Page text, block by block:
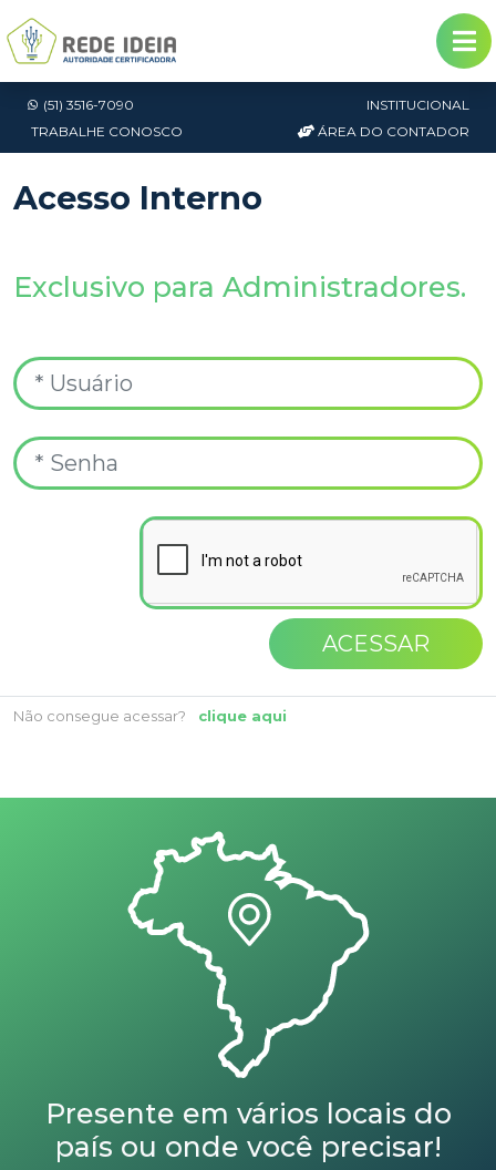
(51) 3516-7090
INSTITUCIONAL
TRABALHE CONOSCO
ÁREA DO CONTADOR
Acesso Interno
Exclusivo para Administradores.
ACESSAR
Não consegue acessar? clique aqui
Presente em vários locais do
país ou onde você precisar!